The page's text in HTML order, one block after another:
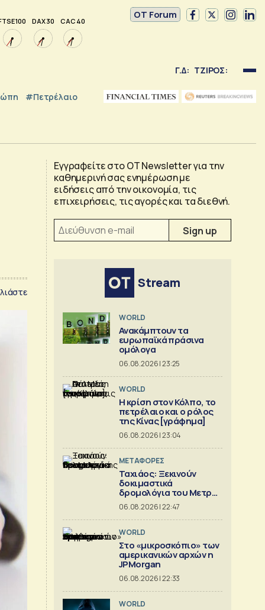
100 DAX 30 CAC 40
OT Forum
Γ.Δ: ΤΖΙΡΟΣ:
#Πετρέλαιο
Εγγραφείτε στο OT Newsletter για την
καθημερινή σας ενημέρωση με
ειδήσεις από την οικονομία, τις
επιχειρήσεις, τις αγορές και τα διεθνή.
Stream
WORLD
Ανακάμπτουν τα
ευρωπαϊκά πράσινα
ομόλογα
06.08.2026 | 23:25
WORLD
Η κρίση στoν Κόλπο, το
πετρέλαιο και ο ρόλος
της Κίνας [γράφημα]
06.08.2026 | 23:04
ΜΕΤΑΦΟΡΕΣ
Ταχιάος: Ξεκινούν
δοκιμαστικά
δρομολόγια του Μετρό
Θεσσαλονίκης προς
Καλαμαριά
06.08.2026 | 22:47
WORLD
Στο «μικροσκόπιο» των
αμερικανικών αρχών η
JPMorgan
06.08.2026 | 22:33
WORLD